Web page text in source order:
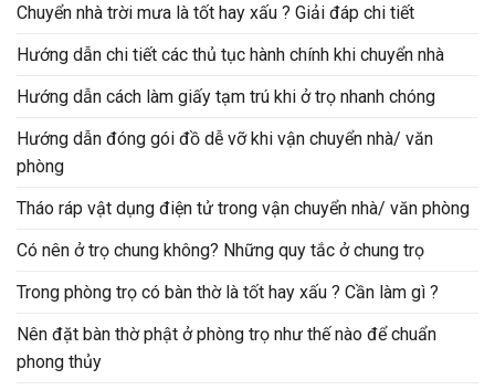
Chuyển nhà trời mưa là tốt hay xấu ? Giải đáp chi tiết
Hướng dẫn chi tiết các thủ tục hành chính khi chuyển nhà
Hướng dẫn cách làm giấy tạm trú khi ở trọ nhanh chóng
Hướng dẫn đóng gói đồ dễ vỡ khi vận chuyển nhà/ văn
phòng
Tháo ráp vật dụng điện tử trong vận chuyển nhà/ văn phòng
Có nên ở trọ chung không? Những quy tắc ở chung trọ
Trong phòng trọ có bàn thờ là tốt hay xấu ? Cần làm gì ?
Nên đặt bàn thờ phật ở phòng trọ như thế nào để chuẩn
phong thủy